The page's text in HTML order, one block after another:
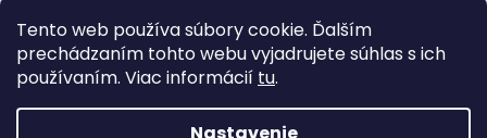
Tento web používa súbory cookie. Ďalším
prechádzaním tohto webu vyjadrujete súhlas s ich
používaním. Viac informácií tu.
30? a pri žmýkaní znížiť počet otáčok. Nebieliť, nesušiť v
bubnovej sušičke. Jemne žehliť pri maximálnej teplote
110?, nečistiť chemicky